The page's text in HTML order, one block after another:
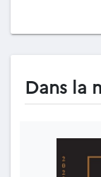
Dans la